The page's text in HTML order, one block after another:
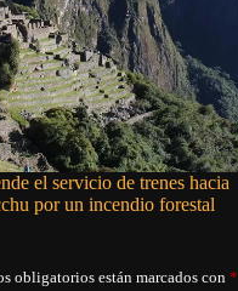
el servicio de trenes hacia
por un incendio forestal
obligatorios están marcados con *